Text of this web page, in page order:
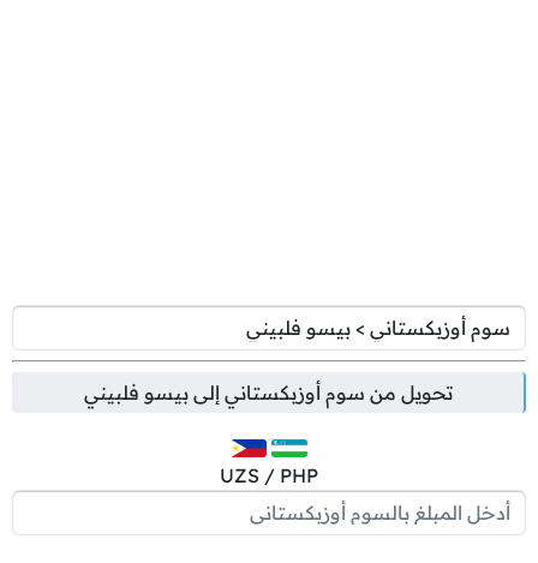
تحويل من سوم أوزبكستاني إلىبيسو فلبيني
UZS / PHP